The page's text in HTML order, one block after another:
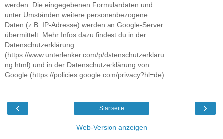
werden. Die eingegebenen Formulardaten und
unter Umständen weitere personenbezogene
Daten (z.B. IP-Adresse) werden an Google-Server
übermittelt. Mehr Infos dazu findest du in der
Datenschutzerklärung
(https://www.unterlenker.com/p/datenschutzerklaru
ng.html) und in der Datenschutzerklärung von
Google (https://policies.google.com/privacy?hl=de)
‹ ›
Startseite
Web-Version anzeigen